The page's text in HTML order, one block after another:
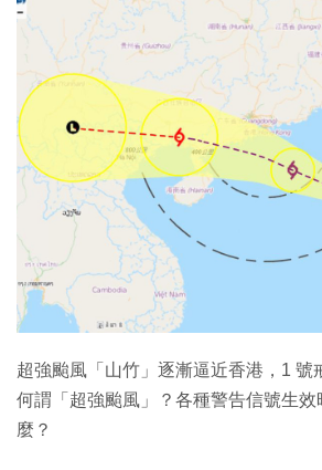
EduTech
IT Times
生成式AI與雲端應用
Enterprise Digital Transformation
特集
超強颱風「山竹」逐漸逼近香港，1 號
何謂「超強颱風」？各種警告信號生
麼？